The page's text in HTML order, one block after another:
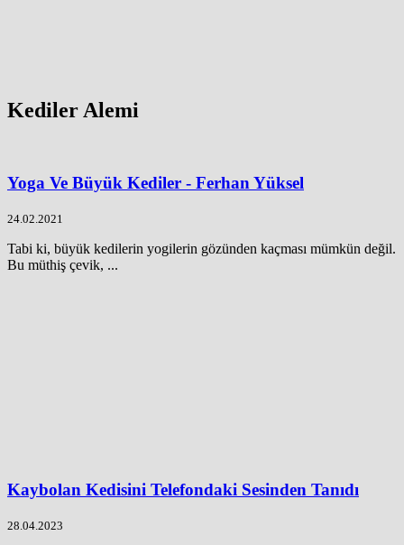
Kediler Alemi
Yoga Ve Büyük Kediler - Ferhan Yüksel
24.02.2021
Tabi ki, büyük kedilerin yogilerin gözünden kaçması mümkün değil.
Bu müthiş çevik, ...
Kaybolan Kedisini Telefondaki Sesinden Tanıdı
28.04.2023